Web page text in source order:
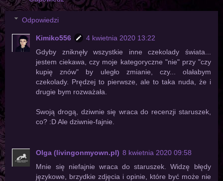
Odpowiedzi
Kimiko556
4 kwietnia 2020 13:22
Gdyby zniknęły wszystkie inne czekolady świata...
jestem ciekawa, czy moje kategoryczne "nie" przy "czy
kupię znów" by uległo zmianie, czy... olałabym
czekolady. Prędzej to pierwsze, ale to taka nuda, że i
drugie bym rozważała.
Swoją drogą, dziwnie się wraca do recenzji staruszek,
co? :D Ale dziwnie-fajnie.
Olga (livingonmyown.pl) 8 kwietnia 2020 09:58
Mnie się niefajnie wraca do staruszek. Widzę błędy
językowe, brzydkie zdjęcia i opinie, które być może nie